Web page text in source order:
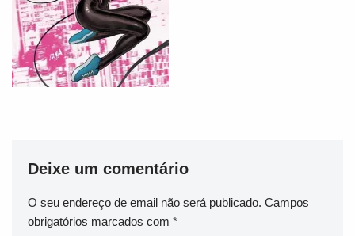
Deixe um comentário
O seu endereço de email não será publicado. Campos
obrigatórios marcados com *